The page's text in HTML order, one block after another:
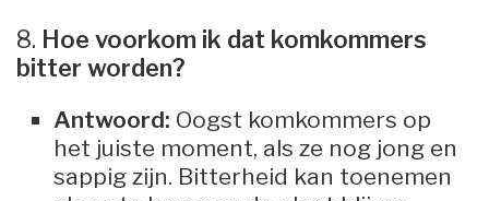
8. Hoe voorkom ik dat komkommers
bitter worden?
Antwoord: Oogst komkommers op
het juiste moment, als ze nog jong en
sappig zijn. Bitterheid kan toenemen